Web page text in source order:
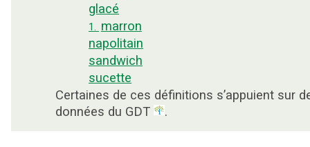
glacé
1. marron
napolitain
sandwich
sucette
Certaines de ces définitions s’appuient sur
données du GDT
.